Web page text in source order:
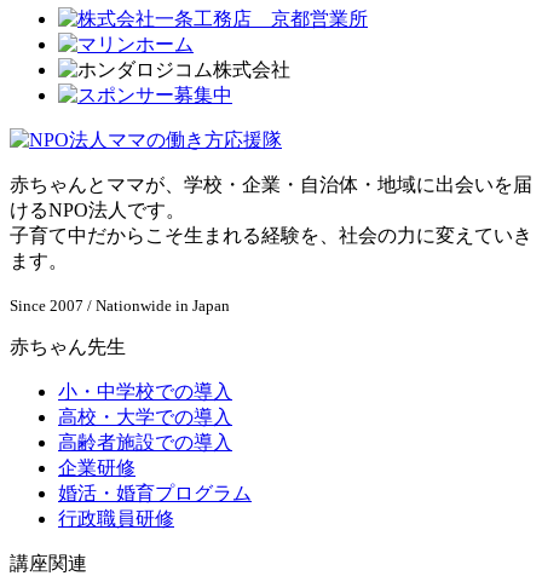
赤ちゃんとママが、学校・企業・自治体・地域に出会いを届
けるNPO法人です。
子育て中だからこそ生まれる経験を、社会の力に変えていき
ます。
Since 2007 / Nationwide in Japan
赤ちゃん先生
小・中学校での導入
高校・大学での導入
高齢者施設での導入
企業研修
婚活・婚育プログラム
行政職員研修
講座関連